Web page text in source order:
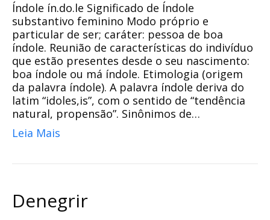
Índole ín.do.le Significado de Índole
substantivo feminino Modo próprio e
particular de ser; caráter: pessoa de boa
índole. Reunião de características do indivíduo
que estão presentes desde o seu nascimento:
boa índole ou má índole. Etimologia (origem
da palavra índole). A palavra índole deriva do
latim “idoles,is”, com o sentido de “tendência
natural, propensão”. Sinônimos de…
Leia Mais
Denegrir